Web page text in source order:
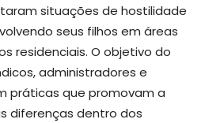
situações de hostilidade
seus filhos em áreas
residenciais. O objetivo do
administradores e
práticas que promovam a
diferenças dentro dos